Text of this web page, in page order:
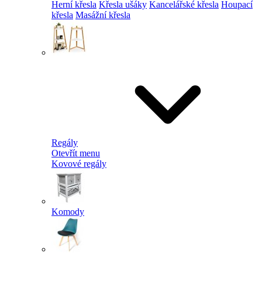
Herní křesla Křesla ušáky Kancelářské křesla Houpací
křesla Masážní křesla
Regály
Otevřít menu
Kovové regály
Komody